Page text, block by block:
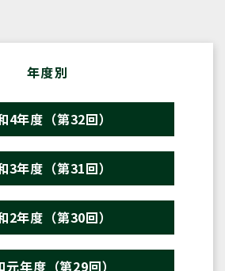
年度別
4年度（第32回）
3年度（第31回）
2年度（第30回）
元年度（第29回）